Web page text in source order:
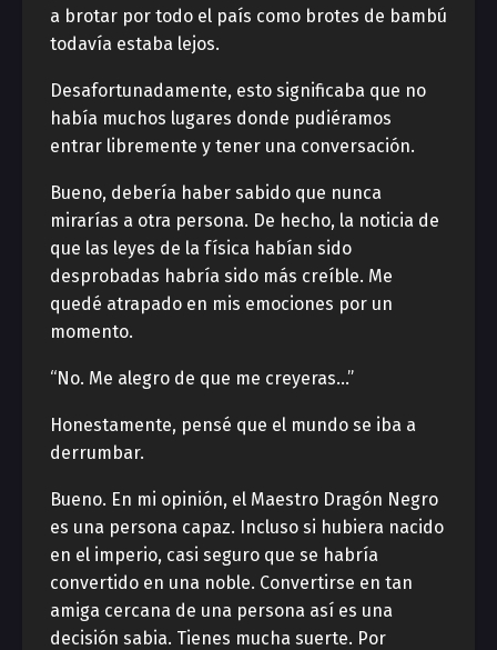
a brotar por todo el país como brotes de bambú
todavía estaba lejos.
Desafortunadamente, esto significaba que no
había muchos lugares donde pudiéramos
entrar libremente y tener una conversación.
Bueno, debería haber sabido que nunca
mirarías a otra persona. De hecho, la noticia de
que las leyes de la física habían sido
desprobadas habría sido más creíble. Me
quedé atrapado en mis emociones por un
momento.
“No. Me alegro de que me creyeras…”
Honestamente, pensé que el mundo se iba a
derrumbar.
Bueno. En mi opinión, el Maestro Dragón Negro
es una persona capaz. Incluso si hubiera nacido
en el imperio, casi seguro que se habría
convertido en una noble. Convertirse en tan
amiga cercana de una persona así es una
decisión sabia. Tienes mucha suerte. Por